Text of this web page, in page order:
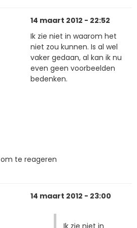
14 maart 2012 - 22:52
Ik zie niet in waarom het
niet zou kunnen. Is al wel
vaker gedaan, al kan ik nu
even geen voorbeelden
bedenken.
om te reageren
14 maart 2012 - 23:00